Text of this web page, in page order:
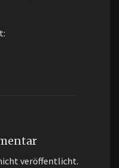
veröffentlicht.